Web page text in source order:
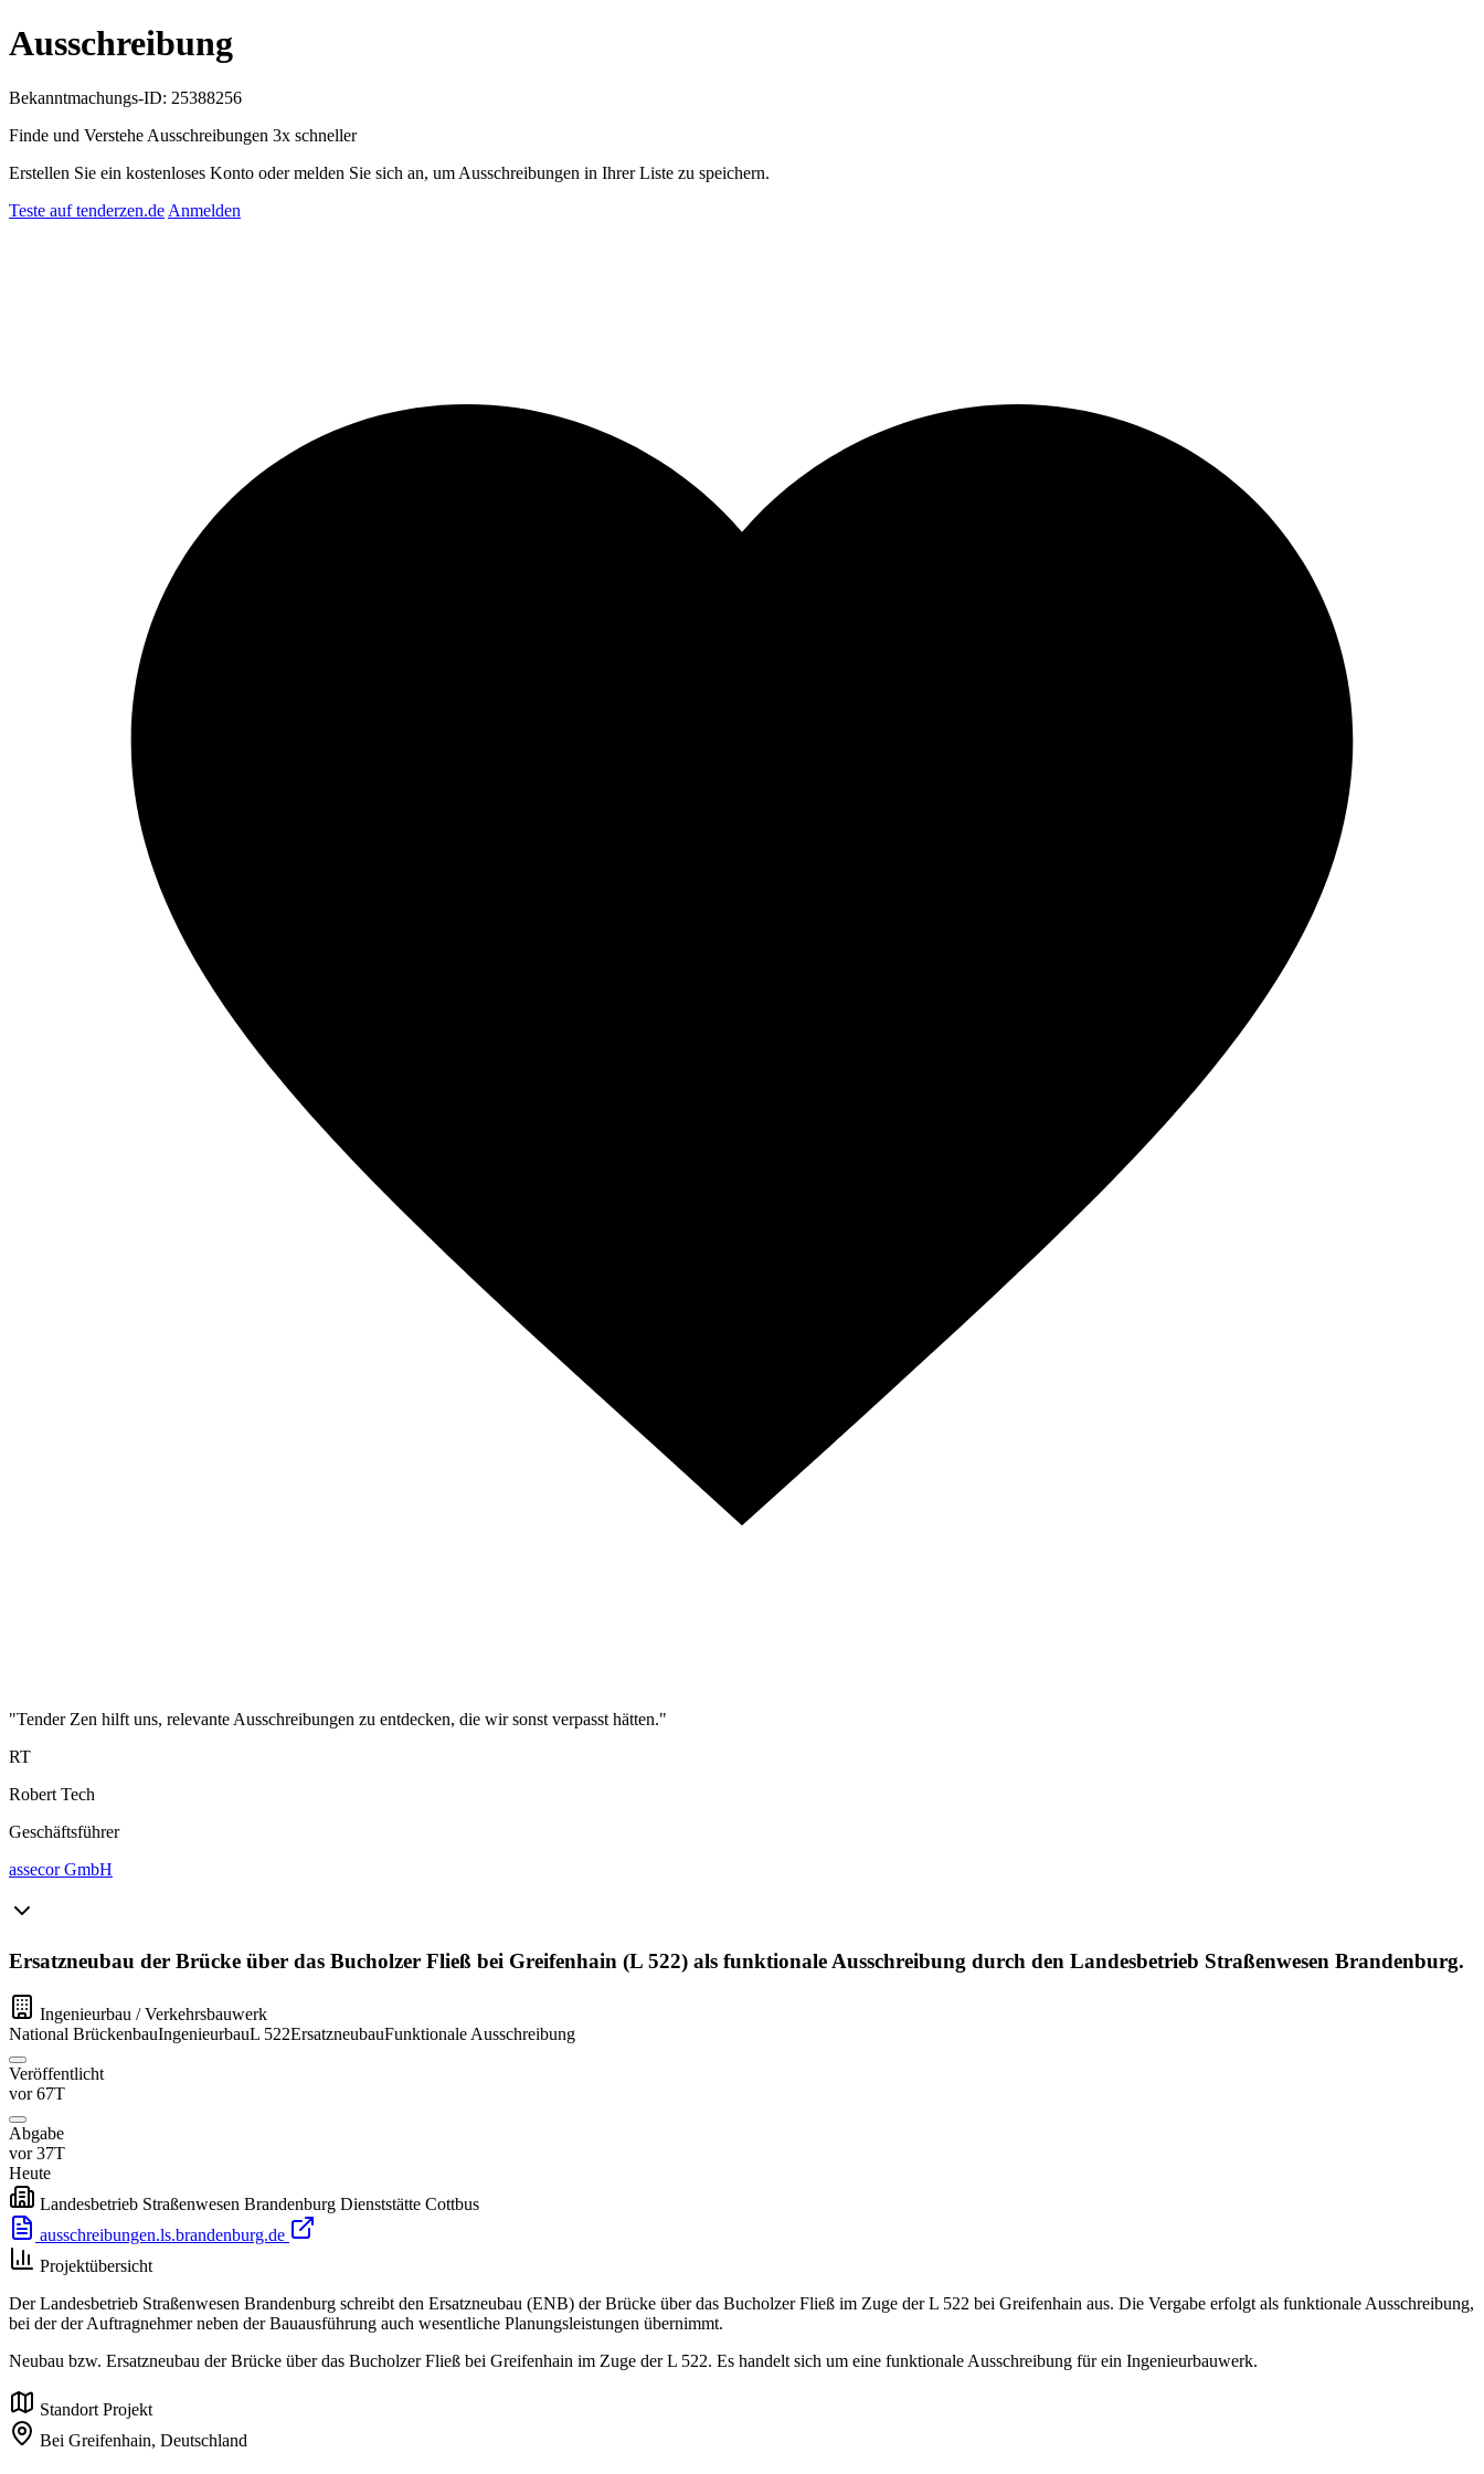
Ausschreibung
Bekanntmachungs-ID: 25388256
Finde und Verstehe Ausschreibungen 3x schneller
Erstellen Sie ein kostenloses Konto oder melden Sie sich an, um Ausschreibungen in Ihrer Liste zu speichern.
Teste auf tenderzen.de Anmelden
"Tender Zen hilft uns, relevante Ausschreibungen zu entdecken, die wir sonst verpasst hätten."
RT
Robert Tech
Geschäftsführer
assecor GmbH
Ersatzneubau der Brücke über das Bucholzer Fließ bei Greifenhain (L 522) als funktionale Ausschreibung durch den Landesbetrieb Straßenwesen Brandenburg.
Ingenieurbau / Verkehrsbauwerk
National BrückenbauIngenieurbauL 522ErsatzneubauFunktionale Ausschreibung
Veröffentlicht
vor 67T
Abgabe
vor 37T
Heute
Landesbetrieb Straßenwesen Brandenburg Dienststätte Cottbus
ausschreibungen.ls.brandenburg.de
Projektübersicht
Der Landesbetrieb Straßenwesen Brandenburg schreibt den Ersatzneubau (ENB) der Brücke über das Bucholzer Fließ im Zuge der L 522 bei Greifenhain aus. Die Vergabe erfolgt als funktionale Ausschreibung,
bei der der Auftragnehmer neben der Bauausführung auch wesentliche Planungsleistungen übernimmt.
Neubau bzw. Ersatzneubau der Brücke über das Bucholzer Fließ bei Greifenhain im Zuge der L 522. Es handelt sich um eine funktionale Ausschreibung für ein Ingenieurbauwerk.
Standort Projekt
Bei Greifenhain, Deutschland